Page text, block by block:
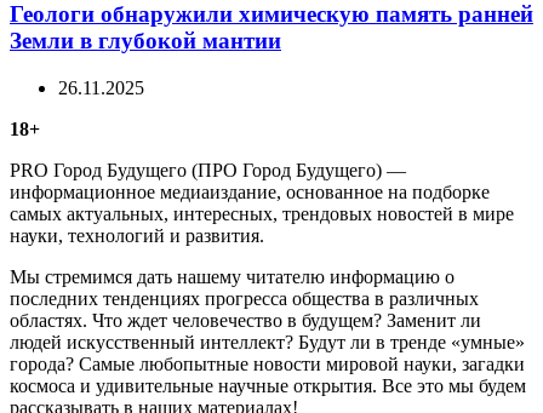
Геологи обнаружили химическую память ранней
Земли в глубокой мантии
26.11.2025
18+
PRO Город Будущего (ПРО Город Будущего) —
информационное медиаиздание, основанное на подборке
самых актуальных, интересных, трендовых новостей в мире
науки, технологий и развития.
Мы стремимся дать нашему читателю информацию о
последних тенденциях прогресса общества в различных
областях. Что ждет человечество в будущем? Заменит ли
людей искусственный интеллект? Будут ли в тренде «умные»
города? Самые любопытные новости мировой науки, загадки
космоса и удивительные научные открытия. Все это мы будем
рассказывать в наших материалах!